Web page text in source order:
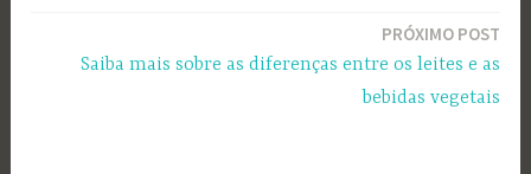
PRÓXIMO POST
Saiba mais sobre as diferenças entre os leites e as
bebidas vegetais